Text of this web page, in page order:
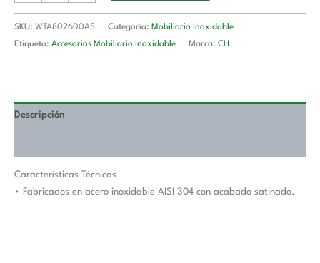
WTA802600AS
cantidad
SKU: WTA802600AS Categoría: Mobiliario Inoxidable
Etiqueta: Accesorios Mobiliario Inoxidable Marca: CH
Descripción
Características Técnicas
• Fabricados en acero inoxidable AISI 304 con acabado satinado.